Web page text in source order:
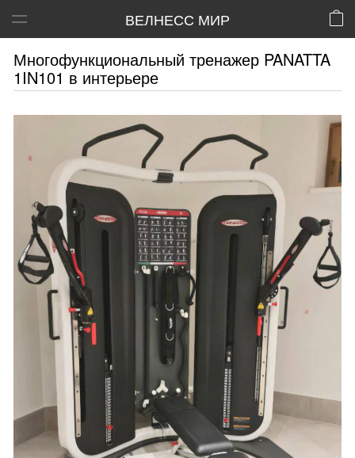
ВЕЛНЕСС МИР
Многофункциональный тренажер PANATTA
1IN101 в интерьере